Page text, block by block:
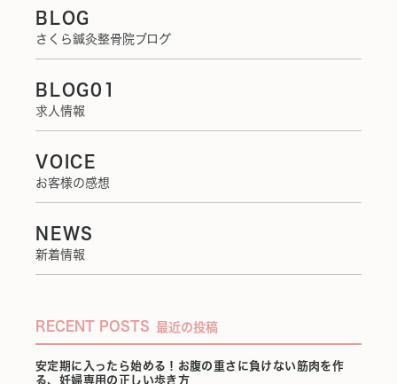
BLOG
さくら鍼灸整骨院ブログ
BLOG01
求人情報
VOICE
お客様の感想
NEWS
新着情報
RECENT POSTS 最近の投稿
安定期に入ったら始める！お腹の重さに負けない筋肉を作
る、妊婦専用の正しい歩き方